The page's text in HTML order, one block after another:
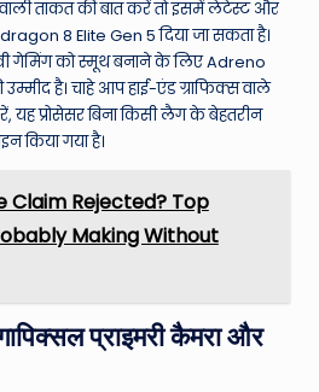
ताकत की बात करें तो इसमें लेटेस्ट और
8 Elite Gen 5 दिया जा सकता है।
गेमिंग को स्मूथ बनाने के लिए Adreno
है। चाहे आप हाई-एंड ग्राफिक्स वाले
प्रोसेसर बिना किसी लैग के बेहतरीन
किया गया है।
Claim Rejected? Top
Making Without
प्राइमरी कैमरा और